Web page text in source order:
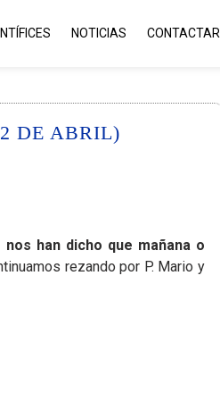
NOTICIAS CONTACTAR
DE ABRIL)
han dicho que mañana o
rezando por P. Mario y